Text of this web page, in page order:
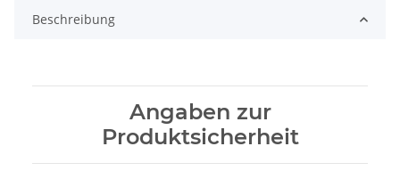
Beschreibung
Angaben zur
Produktsicherheit